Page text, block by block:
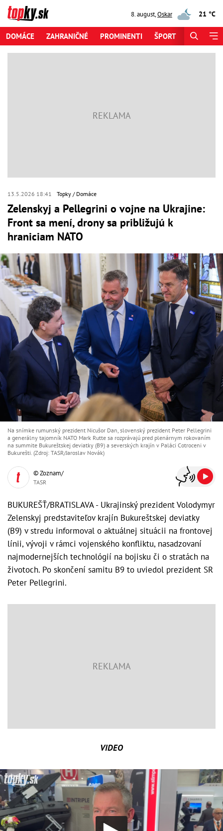
8. august,Oskar 21 °C
DOMÁCE ZAHRANIČNÉ PROMINENTI ŠPORT
13.5.2026 18:41 Topky Domáce
Zelenskyj a Pellegrini o vojne na Ukrajine:
Front sa mení, drony sa približujú k
hraniciam NATO
Na snímke rumunský prezident Nicušor Dan, slovenský prezident Peter Pellegrini
a generálny tajomník NATO Mark Rutte sa rozprávajú pred plenárnym rokovaním
na summite Bukureštskej deviatky (B9) a severských krajín v Paláci Cotroceni v
Bukurešti. (Zdroj: TASR/Jaroslav Novák)
© Zoznam/
TASR
BUKUREŠŤ/BRATISLAVA - Ukrajinský prezident Volodymyr
Zelenskyj predstaviteľov krajín Bukureštskej deviatky
(B9) v stredu informoval o aktuálnej situácii na frontovej
línii, vývoji v rámci vojenského konfliktu, nasadzovaní
najmodernejších technológií na bojisku či o stratách na
životoch. Po skončení samitu B9 to uviedol prezident SR
Peter Pellegrini.
VIDEO